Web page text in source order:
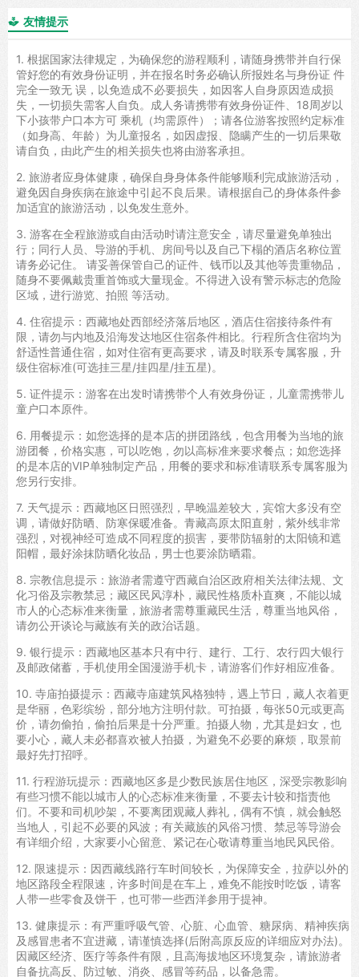
 友情提示
1. 根据国家法律规定，为确保您的游程顺利，请随身携带并自行保
管好您的有效身份证明，并在报名时务必确认所报姓名与身份证 件
完全一致无 误，以免造成不必要损失，如因客人自身原因造成损
失，一切损失需客人自负。成人务请携带有效身份证件、18周岁以
下小孩带户口本方可 乘机（均需原件）；请各位游客按照约定标准
（如身高、年龄）为儿童报名，如因虚报、隐瞒产生的一切后果敬
请自负，由此产生的相关损失也将由游客承担。
2. 旅游者应身体健康，确保自身身体条件能够顺利完成旅游活动，
避免因自身疾病在旅途中引起不良后果。请根据自己的身体条件参
加适宜的旅游活动，以免发生意外。
3. 游客在全程旅游或自由活动时请注意安全，请尽量避免单独出
行；同行人员、导游的手机、房间号以及自己下榻的酒店名称位置
请务必记住。 请妥善保管自己的证件、钱币以及其他等贵重物品，
随身不要佩戴贵重首饰或大量现金。不得进入设有警示标志的危险
区域，进行游览、拍照 等活动。
4. 住宿提示：西藏地处西部经济落后地区，酒店住宿接待条件有
限，请勿与内地及沿海发达地区住宿条件相比。行程所含住宿均为
舒适性普通住宿，如对住宿有更高要求，请及时联系专属客服，升
级住宿标准(可选挂三星/挂四星/挂五星)。
5. 证件提示：游客在出发时请携带个人有效身份证，儿童需携带儿
童户口本原件。
6. 用餐提示：如您选择的是本店的拼团路线，包含用餐为当地的旅
游团餐，价格实惠，可以吃饱，勿以高标准来要求餐点；如您选择
的是本店的VIP单独制定产品，用餐的要求和标准请联系专属客服为
您另行安排。
7. 天气提示：西藏地区日照强烈，早晚温差较大，宾馆大多没有空
调，请做好防晒、防寒保暖准备。青藏高原太阳直射，紫外线非常
强烈，对视神经可造成不同程度的损害，要带防辐射的太阳镜和遮
阳帽，最好涂抹防晒化妆品，男士也要涂防晒霜。
8. 宗教信息提示：旅游者需遵守西藏自治区政府相关法律法规、文
化习俗及宗教禁忌；藏区民风淳朴，藏民性格质朴直爽，不能以城
市人的心态标准来衡量，旅游者需尊重藏民生活，尊重当地风俗，
请勿公开谈论与藏族有关的政治话题。
9. 银行提示：西藏地区基本只有中行、建行、工行、农行四大银行
及邮政储蓄，手机使用全国漫游手机卡，请游客们作好相应准备。
10. 寺庙拍摄提示：西藏寺庙建筑风格独特，遇上节日，藏人衣着更
是华丽，色彩缤纷，部分地方注明付款。可拍摄，每张50元或更高
价，请勿偷拍，偷拍后果是十分严重。拍摄人物，尤其是妇女，也
要小心，藏人未必都喜欢被人拍摄，为避免不必要的麻烦，取景前
最好先打招呼。
11. 行程游玩提示：西藏地区多是少数民族居住地区，深受宗教影响
有些习惯不能以城市人的心态标准来衡量，不要去计较和指责他
们。不要和司机吵架，不要离团观藏人葬礼，偶有不慎，就会触怒
当地人，引起不必要的风波；有关藏族的风俗习惯、禁忌等导游会
有详细介绍，大家要小心留意、紧记在心敬请尊重当地民风民俗。
12. 限速提示：因西藏线路行车时间较长，为保障安全，拉萨以外的
地区路段全程限速，许多时间是在车上，难免不能按时吃饭，请客
人带一些零食及饼干，也可带一些西洋参用于提神。
13. 健康提示：有严重呼吸气管、心脏、心血管、糖尿病、精神疾病
及感冒患者不宜进藏，请谨慎选择(后附高原反应的详细应对办法)。
因藏区经济、医疗等条件有限，且高海拔地区环境复杂，请旅游者
自备抗高反、防过敏、消炎、感冒等药品，以备急需。